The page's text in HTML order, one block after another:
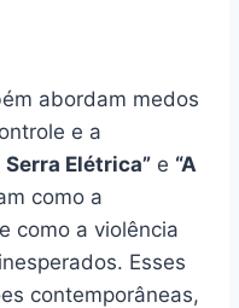
abordam medos
e a
Serra Elétrica” e “A
como a
como a violência
Esses
contemporâneas,